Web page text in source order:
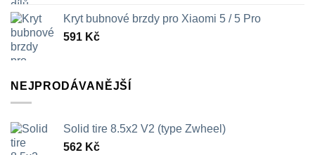
Kryt bubnové brzdy pro Xiaomi 5 / 5 Pro
591 Kč
NEJPRODÁVANĚJŠÍ
Solid tire 8.5x2 V2 (type Zwheel)
562 Kč